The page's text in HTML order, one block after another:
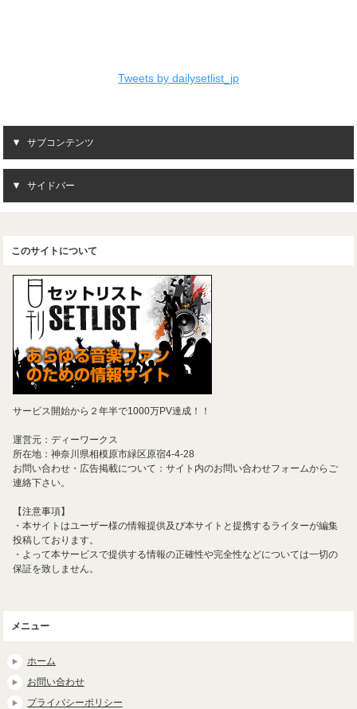
Tweets by dailysetlist_jp
サブコンテンツ
サイドバー
このサイトについて
サービス開始から２年半で1000万PV達成！！
運営元：ディーワークス
所在地：神奈川県相模原市緑区原宿4-4-28
お問い合わせ・広告掲載について：サイト内のお問い合わせフォームからご
連絡下さい。
【注意事項】
・本サイトはユーザー様の情報提供及び本サイトと提携するライターが編集
投稿しております。
・よって本サービスで提供する情報の正確性や完全性などについては一切の
保証を致しません。
メニュー
ホーム
お問い合わせ
プライバシーポリシー